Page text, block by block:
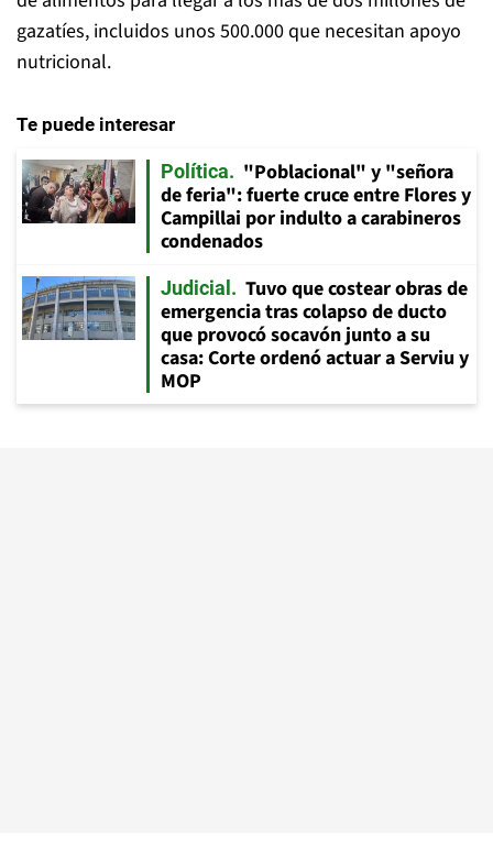
gazatíes, incluidos unos 500.000 que necesitan apoyo
nutricional.
Te puede interesar
Política
"Poblacional" y "señora
de feria": fuerte cruce entre Flores y
Campillai por indulto a carabineros
condenados
Judicial
Tuvo que costear obras de
emergencia tras colapso de ducto
que provocó socavón junto a su
casa: Corte ordenó actuar a Serviu y
MOP